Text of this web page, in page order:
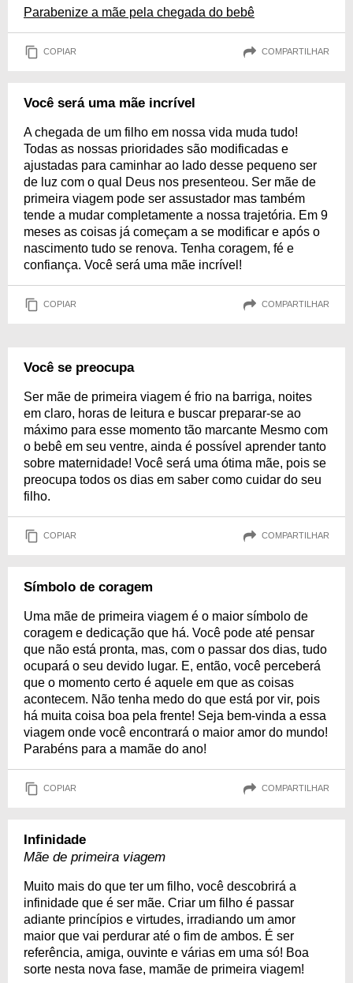
Parabenize a mãe pela chegada do bebê
COPIAR COMPARTILHAR
Você será uma mãe incrível
A chegada de um filho em nossa vida muda tudo!
Todas as nossas prioridades são modificadas e
ajustadas para caminhar ao lado desse pequeno ser
de luz com o qual Deus nos presenteou. Ser mãe de
primeira viagem pode ser assustador mas também
tende a mudar completamente a nossa trajetória. Em 9
meses as coisas já começam a se modificar e após o
nascimento tudo se renova. Tenha coragem, fé e
confiança. Você será uma mãe incrível!
COPIAR COMPARTILHAR
Você se preocupa
Ser mãe de primeira viagem é frio na barriga, noites
em claro, horas de leitura e buscar preparar-se ao
máximo para esse momento tão marcante Mesmo com
o bebê em seu ventre, ainda é possível aprender tanto
sobre maternidade! Você será uma ótima mãe, pois se
preocupa todos os dias em saber como cuidar do seu
filho.
COPIAR COMPARTILHAR
Símbolo de coragem
Uma mãe de primeira viagem é o maior símbolo de
coragem e dedicação que há. Você pode até pensar
que não está pronta, mas, com o passar dos dias, tudo
ocupará o seu devido lugar. E, então, você perceberá
que o momento certo é aquele em que as coisas
acontecem. Não tenha medo do que está por vir, pois
há muita coisa boa pela frente! Seja bem-vinda a essa
viagem onde você encontrará o maior amor do mundo!
Parabéns para a mamãe do ano!
COPIAR COMPARTILHAR
Infinidade
Mãe de primeira viagem
Muito mais do que ter um filho, você descobrirá a
infinidade que é ser mãe. Criar um filho é passar
adiante princípios e virtudes, irradiando um amor
maior que vai perdurar até o fim de ambos. É ser
referência, amiga, ouvinte e várias em uma só! Boa
sorte nesta nova fase, mamãe de primeira viagem!